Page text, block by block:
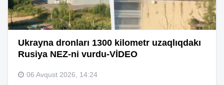
Ukrayna dronları 1300 kilometr uzaqlıqdakı
Rusiya NEZ-ni vurdu-VİDEO
06 Avqust 2026, 14:24